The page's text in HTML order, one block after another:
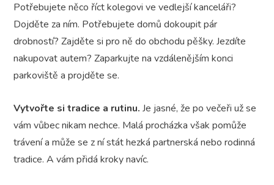
Potřebujete něco říct kolegovi ve vedlejší kanceláři?
Dojděte za ním. Potřebujete domů dokoupit pár
drobností? Zajděte si pro ně do obchodu pěšky. Jezdíte
nakupovat autem? Zaparkujte na vzdálenějším konci
parkoviště a projděte se.
Vytvořte si tradice a rutinu. Je jasné, že po večeři už se
vám vůbec nikam nechce. Malá procházka však pomůže
trávení a může se z ní stát hezká partnerská nebo rodinná
tradice. A vám přidá kroky navíc.